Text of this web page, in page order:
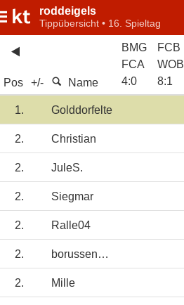
roddeigels
Tippübersicht • 16. Spieltag
Pos +/- Name
BMG
FCA
4:0
FCB
WOB
8:1
1. Golddorfelte
2. Christian
2. JuleS.
2. Siegmar
2. Ralle04
2. borussennobbi
2. Mille